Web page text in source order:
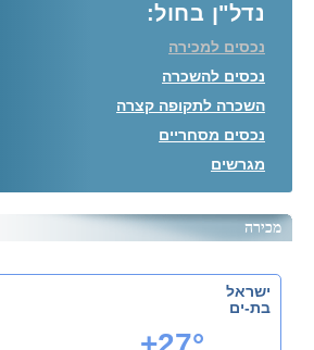
נדל"ן בחול:
נכסים למכירה
נכסים להשכרה
השכרה לתקופה קצרה
נכסים מסחריים
מגרשים
מכירה
ישראל
בת-ים